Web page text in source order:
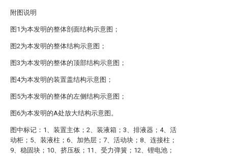
附图说明
图1为本发明的整体剖面结构示意图；
图2为本发明的整体结构示意图；
图3为本发明的整体的顶部结构示意图；
图4为本发明的装置盖结构示意图；
图5为本发明的整体的左侧结构示意图；
图6为本发明的A处放大结构示意图。
图中标记：1、装置主体；2、装液箱；3、排液器；4、活
动柜；5、装液柱；6、加热层；7、活动块；8、连接柱；
9、稳固块；10、挤压板；11、受力弹簧；12、锂电池；